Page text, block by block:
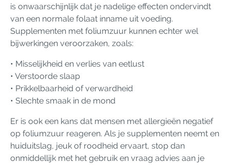
is onwaarschijnlijk dat je nadelige effecten ondervindt
van een normale folaat inname uit voeding.
Supplementen met foliumzuur kunnen echter wel
bijwerkingen veroorzaken, zoals:
• Misselijkheid en verlies van eetlust
• Verstoorde slaap
• Prikkelbaarheid of verwardheid
• Slechte smaak in de mond
Er is ook een kans dat mensen met allergieën negatief
op foliumzuur reageren. Als je supplementen neemt en
huiduitslag, jeuk of roodheid ervaart, stop dan
onmiddellijk met het gebruik en vraag advies aan je